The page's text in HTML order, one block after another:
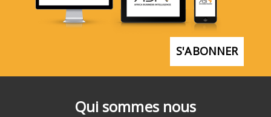
Qui sommes nous
S'ABONNER